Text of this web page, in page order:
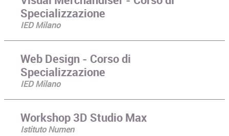
Specializzazione
IED Milano
Web Design - Corso di
Specializzazione
IED Milano
Workshop 3D Studio Max
Istituto Numen